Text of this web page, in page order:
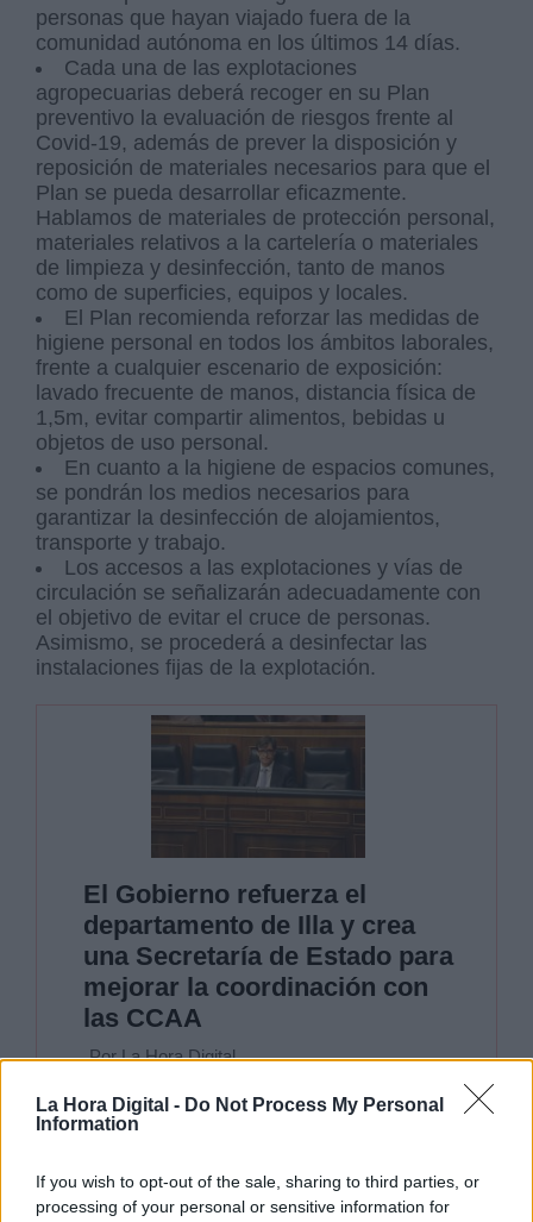
La Hora Digital - Do Not Process My Personal
Information
If you wish to opt-out of the sale, sharing to third parties, or
processing of your personal or sensitive information for
personas que hayan viajado fuera de la
comunidad autónoma en los últimos 14 días.
Cada una de las explotaciones
agropecuarias deberá recoger en su Plan
preventivo la evaluación de riesgos frente al
Covid-19, además de prever la disposición y
reposición de materiales necesarios para que el
Plan se pueda desarrollar eficazmente.
Hablamos de materiales de protección personal,
materiales relativos a la cartelería o materiales
de limpieza y desinfección, tanto de manos
como de superficies, equipos y locales.
El Plan recomienda reforzar las medidas de
higiene personal en todos los ámbitos laborales,
frente a cualquier escenario de exposición:
lavado frecuente de manos, distancia física de
1,5m, evitar compartir alimentos, bebidas u
objetos de uso personal.
En cuanto a la higiene de espacios comunes,
se pondrán los medios necesarios para
garantizar la desinfección de alojamientos,
transporte y trabajo.
Los accesos a las explotaciones y vías de
circulación se señalizarán adecuadamente con
el objetivo de evitar el cruce de personas.
Asimismo, se procederá a desinfectar las
instalaciones fijas de la explotación.
El Gobierno refuerza el
departamento de Illa y crea
una Secretaría de Estado para
mejorar la coordinación con
las CCAA
Por La Hora Digital
Para desarrollar con eficiencia preventiva el